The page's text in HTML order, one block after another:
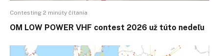
Contesting 2 minúty čítania
OM LOW POWER VHF contest 2026 už túto nedeľu